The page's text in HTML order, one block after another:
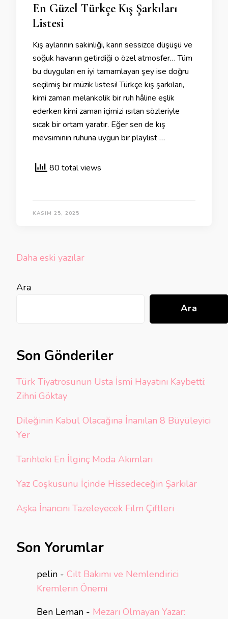
En Güzel Türkçe Kış Şarkıları
Listesi
Kış aylarının sakinliği, karın sessizce düşüşü ve
soğuk havanın getirdiği o özel atmosfer… Tüm
bu duyguları en iyi tamamlayan şey ise doğru
seçilmiş bir müzik listesi! Türkçe kış şarkıları,
kimi zaman melankolik bir ruh hâline eşlik
ederken kimi zaman içimizi ısıtan sözleriyle
sıcak bir ortam yaratır. Eğer sen de kış
mevsiminin ruhuna uygun bir playlist …
80 total views
KASIM 25, 2025
Yazı
Daha eski yazılar
Ara
Ara
Son Gönderiler
Türk Tiyatrosunun Usta İsmi Hayatını Kaybetti:
Zihni Göktay
Dileğinin Kabul Olacağına İnanılan 8 Büyüleyici
Yer
Tarihteki En İlginç Moda Akımları
Yaz Coşkusunu İçinde Hissedeceğin Şarkılar
Aşka İnancını Tazeleyecek Film Çiftleri
Son Yorumlar
pelin - Cilt Bakımı ve Nemlendirici
Kremlerin Önemi
Ben Leman - Mezarı Olmayan Yazar: